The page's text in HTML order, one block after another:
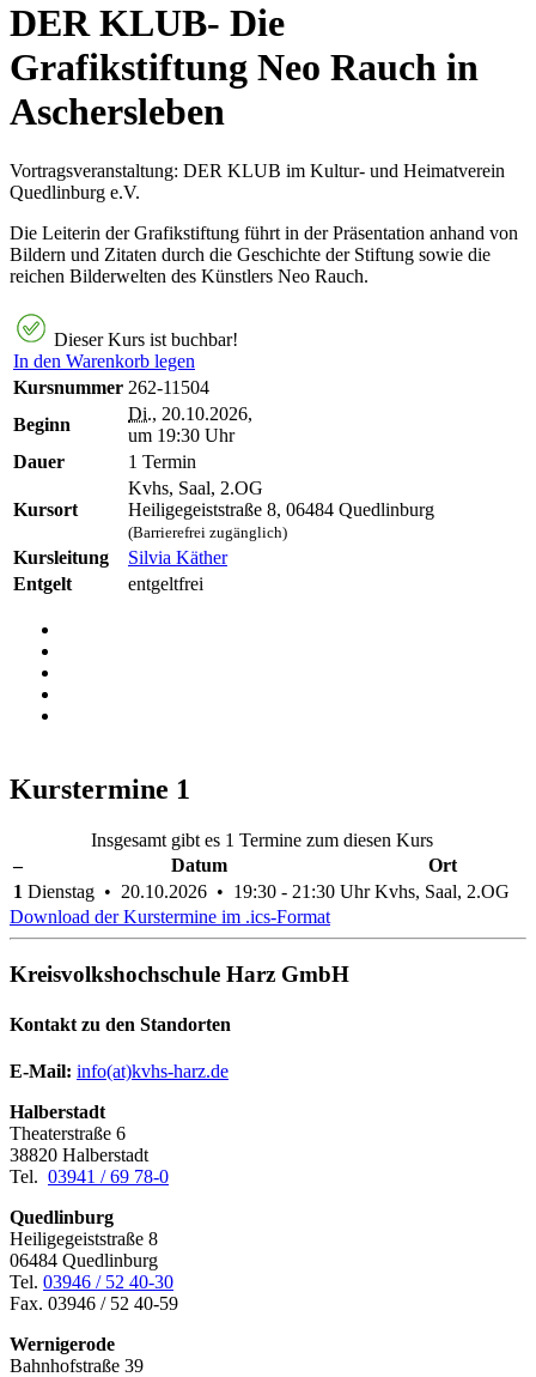
DER KLUB- Die
Grafikstiftung Neo Rauch in
Aschersleben
Vortragsveranstaltung: DER KLUB im Kultur- und Heimatverein
Quedlinburg e.V.
Die Leiterin der Grafikstiftung führt in der Präsentation anhand von
Bildern und Zitaten durch die Geschichte der Stiftung sowie die
reichen Bilderwelten des Künstlers Neo Rauch.
Dieser Kurs ist buchbar!
In den Warenkorb legen
Kursnummer 262-11504
Beginn
Di., 20.10.2026,
um 19:30 Uhr
Dauer
1 Termin
Kursort
Kvhs, Saal, 2.OG
Heiligegeiststraße 8, 06484 Quedlinburg
(Barrierefrei zugänglich)
Kursleitung
Silvia Käther
Entgelt
entgeltfrei
Kurstermine 1
Insgesamt gibt es 1 Termine zum diesen Kurs
–
Datum
Ort
1 Dienstag • 20.10.2026 • 19:30 - 21:30 Uhr Kvhs, Saal, 2.OG
Download der Kurstermine im .ics-Format
Kreisvolkshochschule Harz GmbH
Kontakt zu den Standorten
E-Mail: info(at)kvhs-harz.de
Halberstadt
Theaterstraße 6
38820 Halberstadt
Tel. 03941 / 69 78-0
Quedlinburg
Heiligegeiststraße 8
06484 Quedlinburg
Tel. 03946 / 52 40-30
Fax. 03946 / 52 40-59
Wernigerode
Bahnhofstraße 39